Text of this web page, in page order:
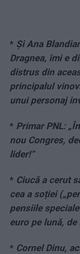
* Și Ana
Dragnea, îmi e
distrus din
principalul
unui personaj
* Primar PNL:
nou Congres,
lider!“
* Ciucă a cerut
cea a soției
pensiile
euro pe lună, de
* Cornel Dinu,